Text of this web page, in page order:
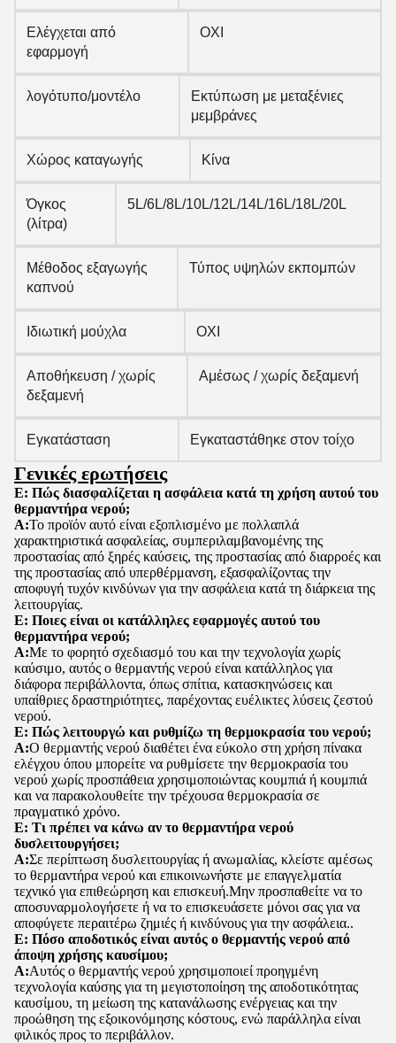
Ελέγχεται από
εφαρμογή
ΟΧΙ
λογότυπο/μοντέλο
Εκτύπωση με μεταξένιες
μεμβράνες
Χώρος καταγωγής Κίνα
Όγκος
(λίτρα)
5L/6L/8L/10L/12L/14L/16L/18L/20L
Μέθοδος εξαγωγής
καπνού
Τύπος υψηλών εκπομπών
Ιδιωτική μούχλα ΟΧΙ
Αποθήκευση / χωρίς
δεξαμενή
Αμέσως / χωρίς δεξαμενή
Εγκατάσταση Εγκαταστάθηκε στον τοίχο
Γενικές ερωτήσεις
Ε: Πώς διασφαλίζεται η ασφάλεια κατά τη χρήση αυτού του
θερμαντήρα νερού;
Α:Το προϊόν αυτό είναι εξοπλισμένο με πολλαπλά
χαρακτηριστικά ασφαλείας, συμπεριλαμβανομένης της
προστασίας από ξηρές καύσεις, της προστασίας από διαρροές και
της προστασίας από υπερθέρμανση, εξασφαλίζοντας την
αποφυγή τυχόν κινδύνων για την ασφάλεια κατά τη διάρκεια της
λειτουργίας.
Ε: Ποιες είναι οι κατάλληλες εφαρμογές αυτού του
θερμαντήρα νερού;
Α:Με το φορητό σχεδιασμό του και την τεχνολογία χωρίς
καύσιμο, αυτός ο θερμαντής νερού είναι κατάλληλος για
διάφορα περιβάλλοντα, όπως σπίτια, κατασκηνώσεις και
υπαίθριες δραστηριότητες, παρέχοντας ευέλικτες λύσεις ζεστού
νερού.
Ε: Πώς λειτουργώ και ρυθμίζω τη θερμοκρασία του νερού;
Α:Ο θερμαντής νερού διαθέτει ένα εύκολο στη χρήση πίνακα
ελέγχου όπου μπορείτε να ρυθμίσετε την θερμοκρασία του
νερού χωρίς προσπάθεια χρησιμοποιώντας κουμπιά ή κουμπιά
και να παρακολουθείτε την τρέχουσα θερμοκρασία σε
πραγματικό χρόνο.
Ε: Τι πρέπει να κάνω αν το θερμαντήρα νερού
δυσλειτουργήσει;
Α:Σε περίπτωση δυσλειτουργίας ή ανωμαλίας, κλείστε αμέσως
το θερμαντήρα νερού και επικοινωνήστε με επαγγελματία
τεχνικό για επιθεώρηση και επισκευή.Μην προσπαθείτε να το
αποσυναρμολογήσετε ή να το επισκευάσετε μόνοι σας για να
αποφύγετε περαιτέρω ζημιές ή κινδύνους για την ασφάλεια..
Ε: Πόσο αποδοτικός είναι αυτός ο θερμαντής νερού από
άποψη χρήσης καυσίμου;
Α:Αυτός ο θερμαντής νερού χρησιμοποιεί προηγμένη
τεχνολογία καύσης για τη μεγιστοποίηση της αποδοτικότητας
καυσίμου, τη μείωση της κατανάλωσης ενέργειας και την
προώθηση της εξοικονόμησης κόστους, ενώ παράλληλα είναι
φιλικός προς το περιβάλλον.